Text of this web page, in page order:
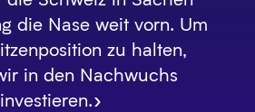
die Nase weit vorn. Um
zu halten,
in den Nachwuchs
investieren.»